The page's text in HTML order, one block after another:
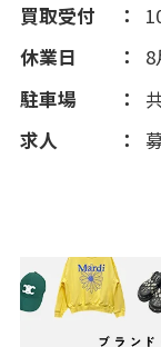
買取受付
休業日
駐車場
求人